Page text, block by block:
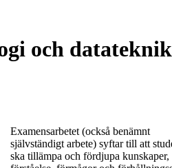
och
Examensarbetet (också benämnt
självständigt arbete) syftar till att
ska tillämpa och fördjupa kunskaper,